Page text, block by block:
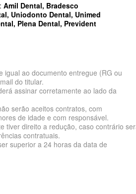
Amil Dental, Bradesco
, Uniodonto Dental, Unimed
, Plena Dental, Prevident
igual ao documento entregue (RG ou
do titular.
assinar corretamente ao lado da
serão aceitos contratos, com
de idade e com responsável.
tiver direito a redução, caso contrário
contratuais.
superior a 24 horas da data de